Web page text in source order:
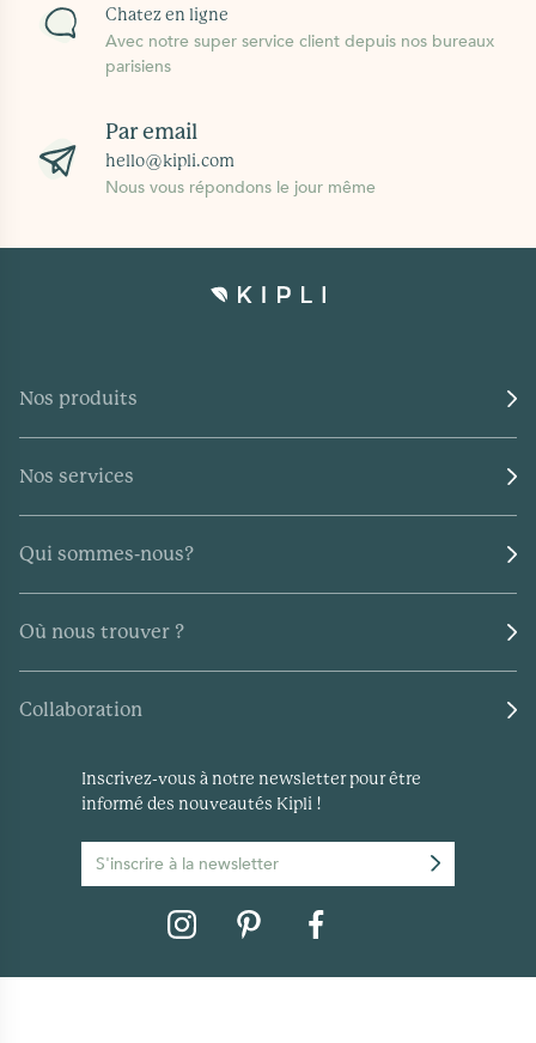
Chatez en ligne
Avec notre super service client depuis nos bureaux
parisiens
Par email
hello@kipli.com
Nous vous répondons le jour même
Nos produits
Nos services
Qui sommes-nous?
Où nous trouver ?
Collaboration
Inscrivez-vous à notre newsletter pour être
informé des nouveautés Kipli !